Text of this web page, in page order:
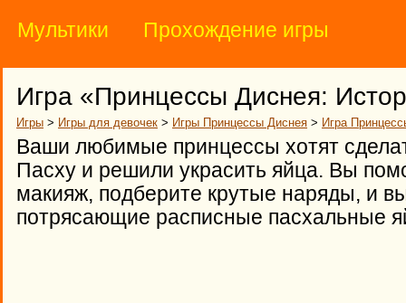
Мультики Прохождение игры
Игра «Принцессы Диснея:
Игры > Игры для девочек > Игры Принцессы Диснея > Игра
Ваши любимые принцессы хотят
Пасху и решили украсить яйца. Вы
макияж, подберите крутые наряды, и
потрясающие расписные пасхальные